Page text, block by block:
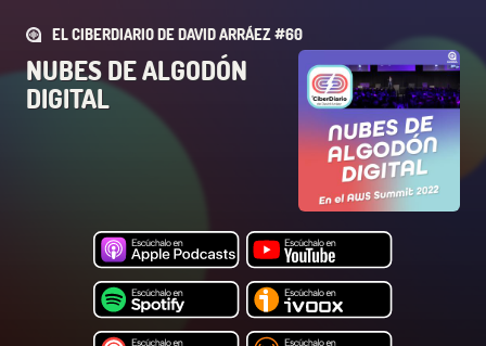
EL CIBERDIARIO DE DAVID ARRÁEZ #60
NUBES DE ALGODÓN
DIGITAL